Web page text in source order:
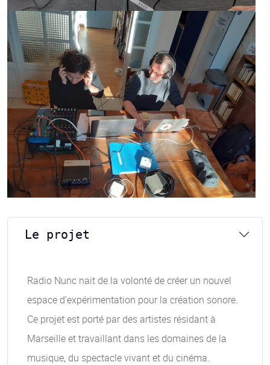
Le projet
Radio Nunc nait de la volonté de créer un nouvel
espace d’expérimentation pour la création sonore.
Ce projet est porté par des artistes résidant à
Marseille et travaillant dans les domaines de la
musique, du spectacle vivant et du cinéma.